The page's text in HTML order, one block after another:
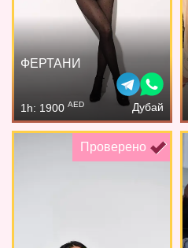
ФЕРТАНИ
1h: 1900 AED Дубай
Проверено